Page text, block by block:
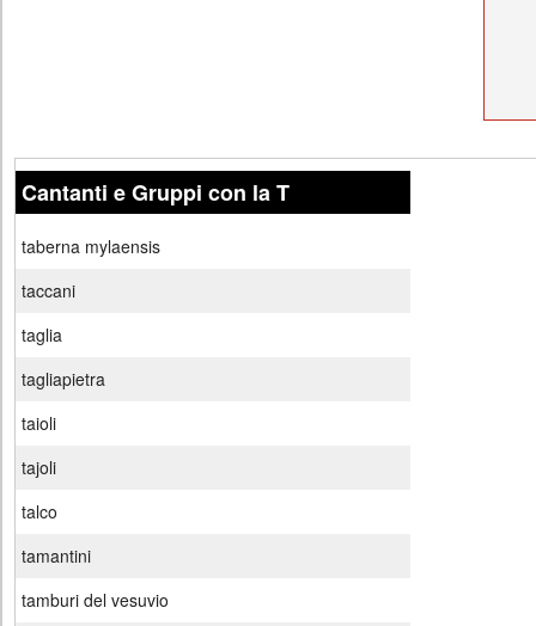
Cantanti e Gruppi con la T
taberna mylaensis
taccani
taglia
tagliapietra
taioli
tajoli
talco
tamantini
tamburi del vesuvio